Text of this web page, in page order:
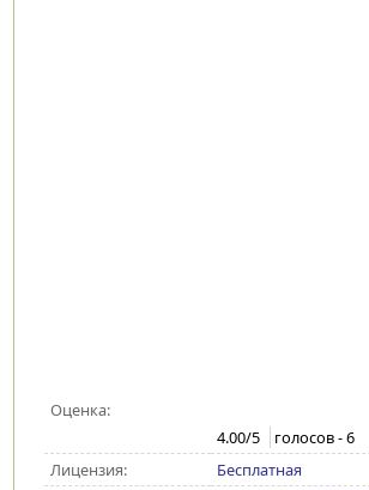
Оценка:
4.00/5 голосов -6
Лицензия:
Бесплатная